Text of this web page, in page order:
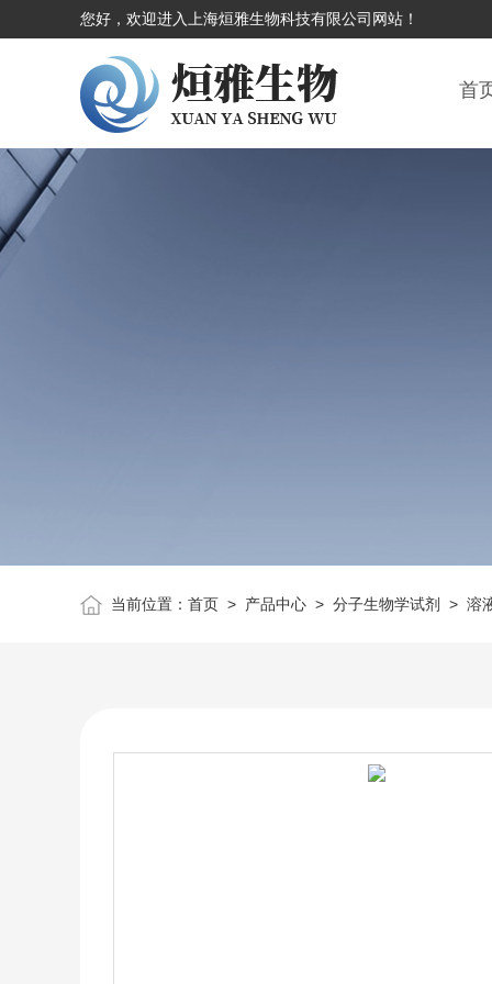
您好，欢迎进入上海烜雅生物科技有限公司网站！
首
当前位置： 首页> 产品中心> 分子生物学试剂 > 溶